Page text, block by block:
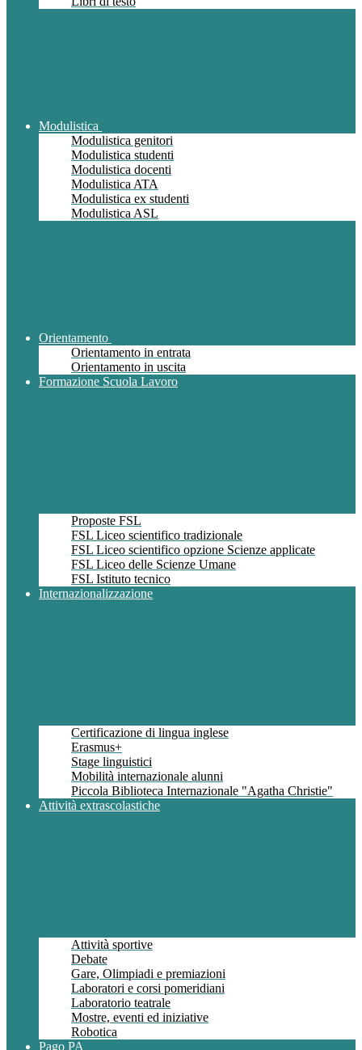
Modulistica
Modulistica genitori
Modulistica studenti
Modulistica docenti
Modulistica ATA
Modulistica ex studenti
Modulistica ASL
Orientamento
Orientamento in entrata
Orientamento in uscita
Formazione Scuola Lavoro
Proposte FSL
FSL Liceo scientifico tradizionale
FSL Liceo scientifico opzione Scienze applicate
FSL Liceo delle Scienze Umane
FSL Istituto tecnico
Internazionalizzazione
Certificazione di lingua inglese
Erasmus+
Stage linguistici
Mobilità internazionale alunni
Piccola Biblioteca Internazionale "Agatha Christie"
Attività extrascolastiche
Attività sportive
Debate
Gare, Olimpiadi e premiazioni
Laboratori e corsi pomeridiani
Laboratorio teatrale
Mostre, eventi ed iniziative
Robotica
Pago PA